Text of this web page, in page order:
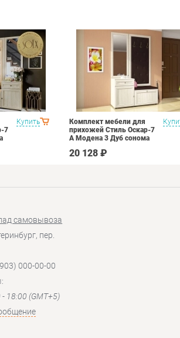
Купить
7
Комплект мебели для
прихожей Стиль Оскар-7
А Модена 3 Дуб сонома
20 128 ₽
самовывоза
пер.
000-00-00
- 18:00 (GMT+5)